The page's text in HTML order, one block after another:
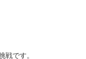
戦です。